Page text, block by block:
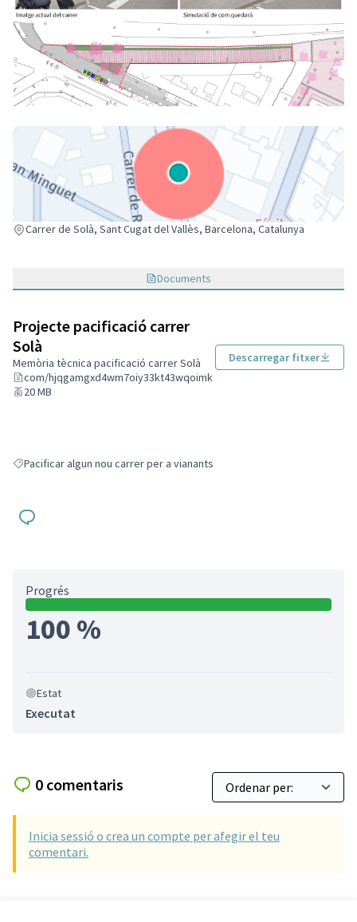
Carrer de Solà, Sant Cugat del Vallès, Barcelona, Catalunya
(Enllaç extern)
Documents
Projecte pacificació carrer
Solà
Memòria tècnica pacificació carrer Solà
com/hjqgamgxd4wm7oiy33kt43wqoimk
20 MB
Descarregar fitxer
Resultats en filtrar per: Pacificar algun nou carrer per a vianants
Pacificar algun nou carrer per a vianants
Progrés
100 %
Estat
Executat
0 comentaris
Inicia sessió o crea un compte per afegir el teu
comentari.